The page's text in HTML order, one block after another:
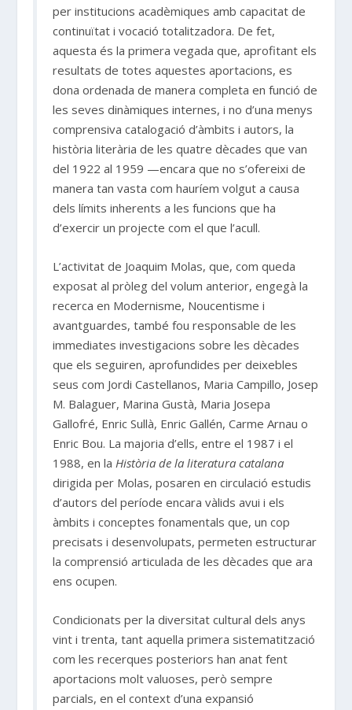
per institucions acadèmiques amb capacitat de
continuïtat i vocació totalitzadora. De fet,
aquesta és la primera vegada que, aprofitant els
resultats de totes aquestes aportacions, es
dona ordenada de manera completa en funció de
les seves dinàmiques internes, i no d’una menys
comprensiva catalogació d’àmbits i autors, la
història literària de les quatre dècades que van
del 1922 al 1959 —encara que no s’ofereixi de
manera tan vasta com hauríem volgut a causa
dels límits inherents a les funcions que ha
d’exercir un projecte com el que l’acull.
L’activitat de Joaquim Molas, que, com queda
exposat al pròleg del volum anterior, engegà la
recerca en Modernisme, Noucentisme i
avantguardes, també fou responsable de les
immediates investigacions sobre les dècades
que els seguiren, aprofundides per deixebles
seus com Jordi Castellanos, Maria Campillo, Josep
M. Balaguer, Marina Gustà, Maria Josepa
Gallofré, Enric Sullà, Enric Gallén, Carme Arnau o
Enric Bou. La majoria d’ells, entre el 1987 i el
1988, en la Història de la literatura catalana
dirigida per Molas, posaren en circulació estudis
d’autors del període encara vàlids avui i els
àmbits i conceptes fonamentals que, un cop
precisats i desenvolupats, permeten estructurar
la comprensió articulada de les dècades que ara
ens ocupen.
Condicionats per la diversitat cultural dels anys
vint i trenta, tant aquella primera sistematització
com les recerques posteriors han anat fent
aportacions molt valuoses, però sempre
parcials, en el context d’una expansió